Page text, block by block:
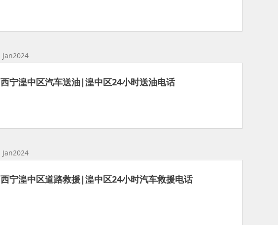
Jan2024
西宁湟中区汽车送油|湟中区24小时送油电话
Jan2024
西宁湟中区道路救援|湟中区24小时汽车救援电话